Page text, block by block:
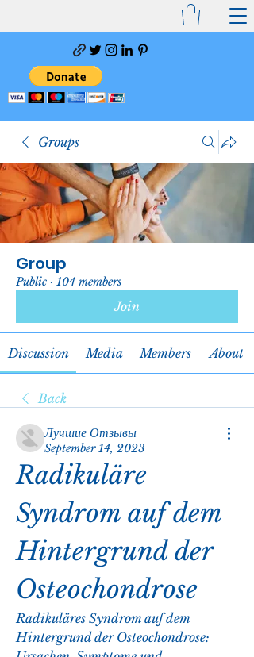
Groups
Group
Public · 104 members
Join
Discussion Media Members About
Back
Лучшие Отзывы
September 14, 2023
Radikuläre
Syndrom auf dem
Hintergrund der
Osteochondrose
Radikuläres Syndrom auf dem
Hintergrund der Osteochondrose: